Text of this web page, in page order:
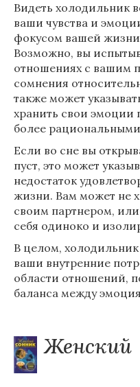
Видеть холодильник
ваши чувства и
фокусом вашей
Возможно, вы
отношениях с вашим
сомнения
также может
хранить свои эмоции
более
Если во сне вы
пуст, это может
недостаток
жизни. Вам может не
своим партнером,
себя одиноко и
В целом,
ваши внутренние
области отношений,
баланса между
Женский